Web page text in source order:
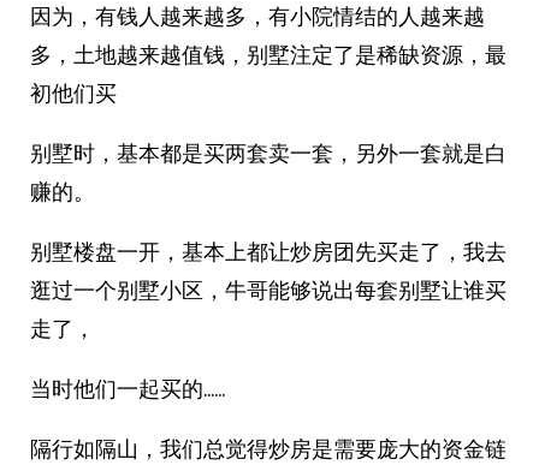
因为，有钱人越来越多，有小院情结的人越来越
多，土地越来越值钱，别墅注定了是稀缺资源，最
初他们买
别墅时，基本都是买两套卖一套，另外一套就是白
赚的。
别墅楼盘一开，基本上都让炒房团先买走了，我去
逛过一个别墅小区，牛哥能够说出每套别墅让谁买
走了，
当时他们一起买的……
隔行如隔山，我们总觉得炒房是需要庞大的资金链